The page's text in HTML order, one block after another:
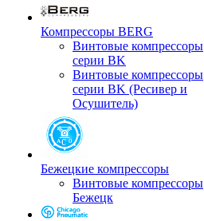
Компрессоры BERG
Винтовые компрессоры
серии BK
Винтовые компрессоры
серии BK (Ресивер и
Осушитель)
Бежецкие компрессоры
Винтовые компрессоры
Бежецк